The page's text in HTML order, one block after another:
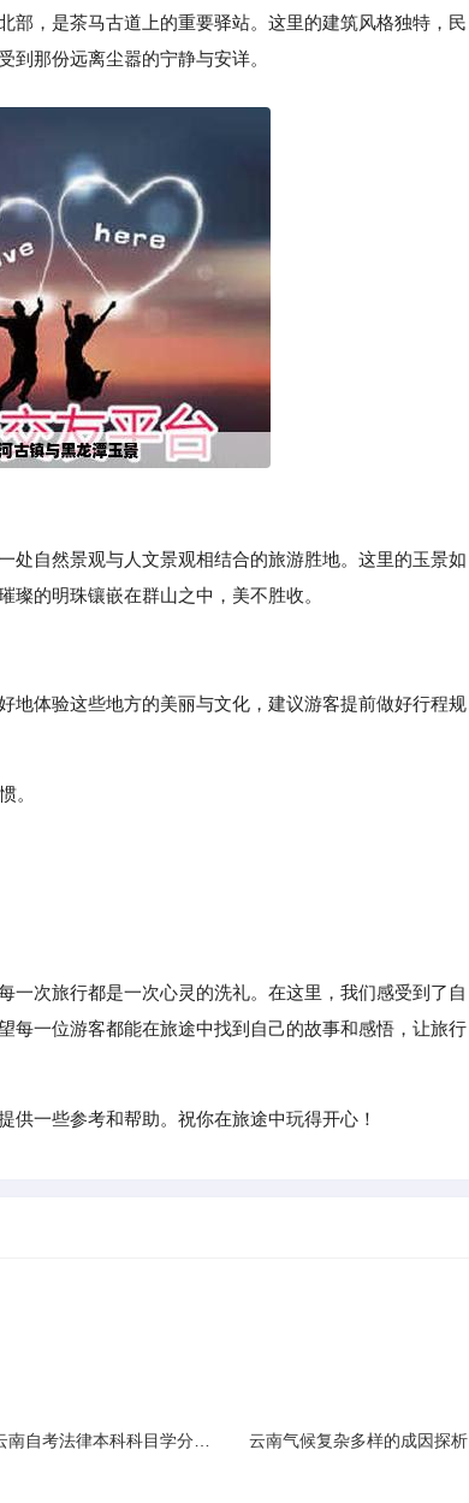
部，是茶马古道上的重要驿站。这里的建筑风格独特，民
到那份远离尘嚣的宁静与安详。
处自然景观与人文景观相结合的旅游胜地。这里的玉景如
的明珠镶嵌在群山之中，美不胜收。
地体验这些地方的美丽与文化，建议游客提前做好行程规
。
次旅行都是一次心灵的洗礼。在这里，我们感受到了自
每一位游客都能在旅途中找到自己的故事和感悟，让旅行
供一些参考和帮助。祝你在旅途中玩得开心！
云南气候复杂多样的成因探析